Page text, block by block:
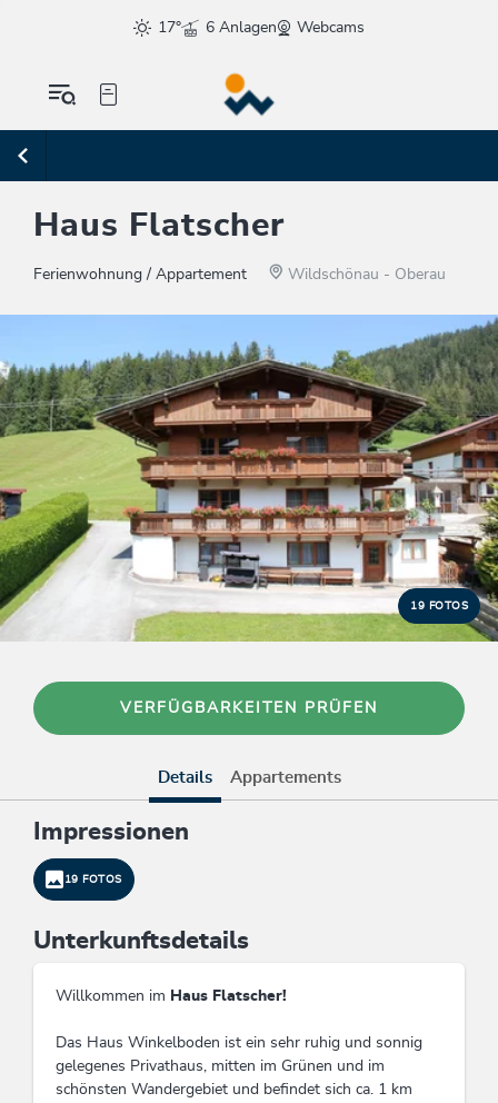
17° 6 Anlagen Webcams
Haus Flatscher
Ferienwohnung / Appartement Wildschönau - Oberau
19 FOTOS
VERFÜGBARKEITEN PRÜFEN
Details Appartements
Impressionen
19 FOTOS
Unterkunftsdetails
Willkommen im Haus Flatscher!
Das Haus Winkelboden ist ein sehr ruhig und sonnig
gelegenes Privathaus, mitten im Grünen und im
schönsten Wandergebiet und befindet sich ca. 1 km